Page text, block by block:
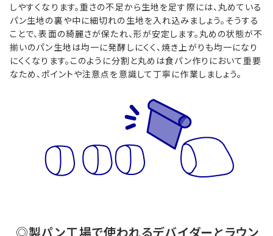
しやすくなります。重さの不足から生地を足す際には、丸めている
パン生地の裏や中に細切れの生地を入れ込みましょう。そうする
ことで、表面の綺麗さが保たれ、形が安定します。丸めの状態が不
揃いのパン生地は均一に発酵しにくく、焼き上がりも均一になり
にくくなります。このように分割と丸めは食パン作りにおいて重要
なため、ポイントや注意点を意識して丁寧に作業しましょう。
◎製パン工場で使われるデバイダーとラウン